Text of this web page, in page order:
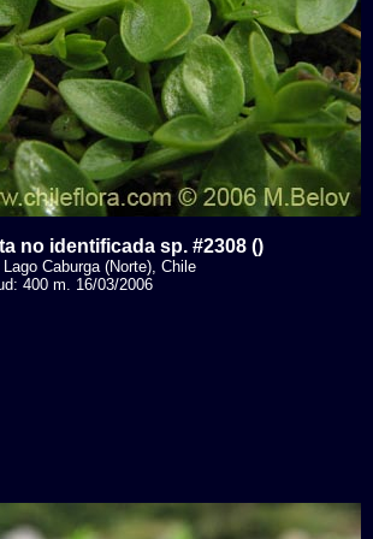
no identificada sp. #2308 ()
Lago Caburga (Norte), Chile
400 m. 16/03/2006